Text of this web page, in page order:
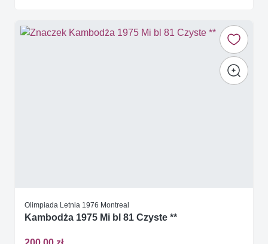
Olimpiada Letnia 1976 Montreal
Kambodża 1975 Mi bl 81 Czyste **